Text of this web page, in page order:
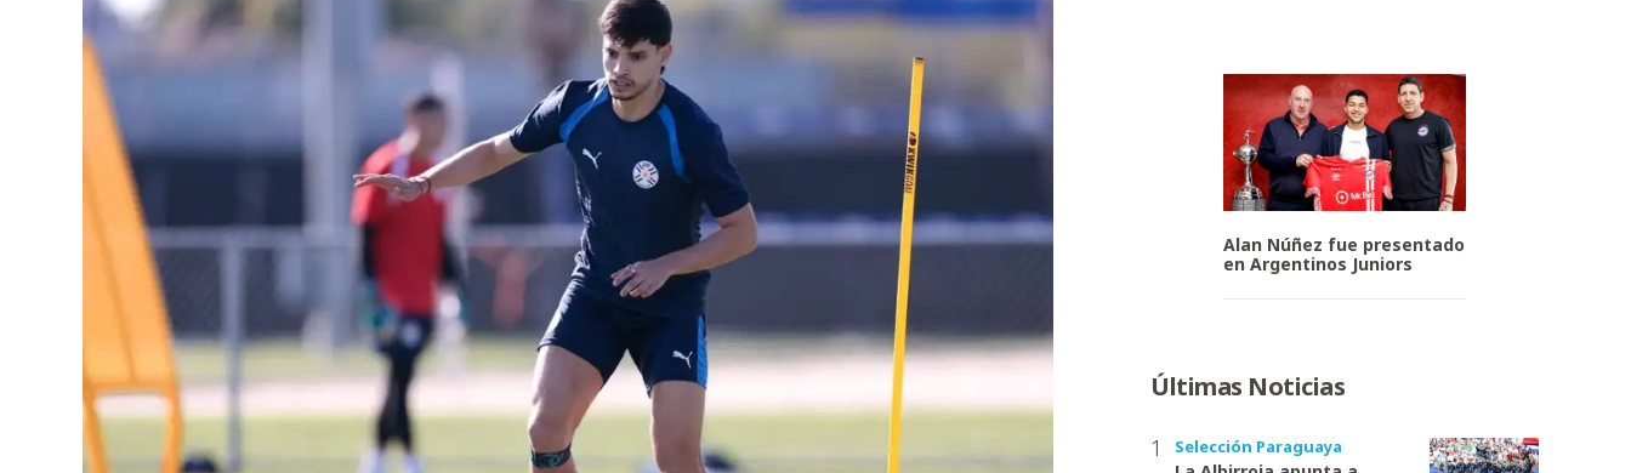
Alan Núñez fue presentado
en Argentinos Juniors
Últimas Noticias
Selección Paraguaya